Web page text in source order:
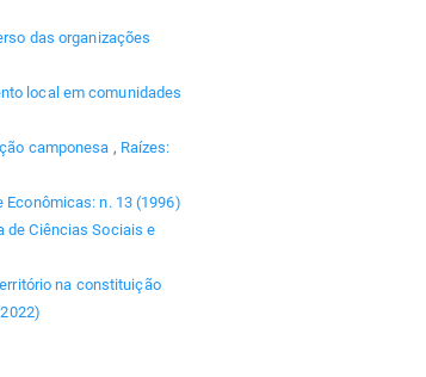
das organizações
local em comunidades
camponesa , Raízes:
Econômicas: n. 13 (1996)
de Ciências Sociais e
na constituição